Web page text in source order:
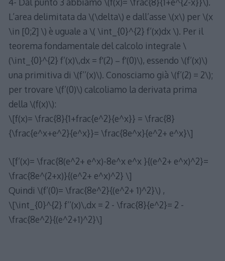
L’area delimitata da \(\delta\) e dall’asse \(x\) per \(x
\in [0;2] \) è uguale a \( \int_{0}^{2} f’(x)dx \). Per il
teorema fondamentale del calcolo integrale \
(\int_{0}^{2} f’(x)\,dx = f'(2) − f'(0)\), essendo \(f’(x)\)
una primitiva di \(f’’(x)\). Conosciamo già \(f’(2) = 2\);
per trovare \(f’(0)\) calcoliamo la derivata prima
della \(f(x)\):
\[f(x)= \frac{8}{1+frac{e^2}{e^x}} = \frac{8}
{\frac{e^x+e^2}{e^x}}= \frac{8e^x}{e^2+ e^x}\]
\[f’(x)= \frac{8(e^2+ e^x)-8e^x e^x }{(e^2+ e^x)^2}=
\frac{8e^(2+x)}{(e^2+ e^x)^2} \]
Quindi \(f’(0)= \frac{8e^2}{(e^2+ 1)^2}\) ,
\[\int_{0}^{2} f’’(x)\,dx = 2 - \frac{8}{e^2}= 2 -
\frac{8e^2}{(e^2+1)^2}\]